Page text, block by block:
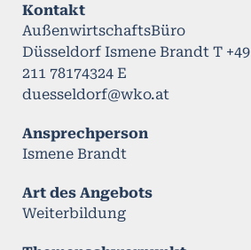
Kontakt
AußenwirtschaftsBüro
Düsseldorf Ismene Brandt T +49
211 78174324 E
duesseldorf@wko.at
Ansprechperson
Ismene Brandt
Art des Angebots
Weiterbildung